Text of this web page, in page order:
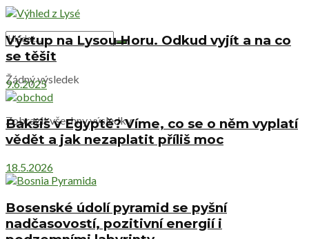
Žádný výsledek
Zobrazit všechny výsledky
Výstup na Lysou Horu. Odkud vyjít a na co
se těšit
9.6.2025
Bakšiš v Egyptě? Víme, co se o něm vyplatí
vědět a jak nezaplatit příliš moc
18.5.2026
Bosenské údolí pyramid se pyšní
nadčasovostí, pozitivní energií i